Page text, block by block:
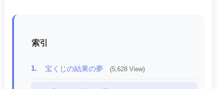
索引
1. 宝くじの結果の夢 (5,628 View)